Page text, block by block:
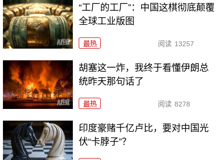
“工厂的工厂”：中国这棋彻底颠覆
全球工业版图
最热 阅读 13257
胡塞这一炸，我终于看懂伊朗总
统昨天那句话了
最热 阅读 8278
印度豪赌千亿卢比，要对中国光
伏“卡脖子”？